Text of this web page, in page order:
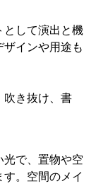
として演出と機
インや用途も
吹き抜け、書
光で、置物や空
。空間のメイ